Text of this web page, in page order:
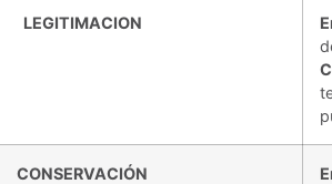
LEGITIMACION
CONSERVACIÓN